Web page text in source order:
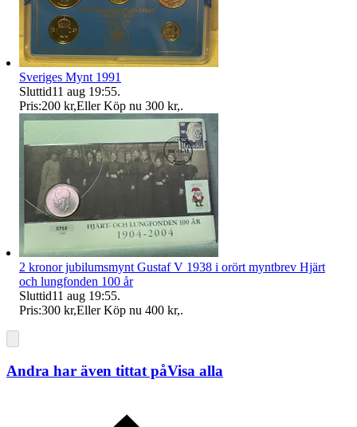
Sveriges Mynt 1991
Sluttid11 aug 19:55.
Pris:200 kr,Eller Köp nu 300 kr,.
2 kronor jubilumsmynt Gustaf V 1938 i orört myntbrev Hjärt
och lungfonden 100 år
Sluttid11 aug 19:55.
Pris:300 kr,Eller Köp nu 400 kr,.
Andra har även tittat påVisa alla